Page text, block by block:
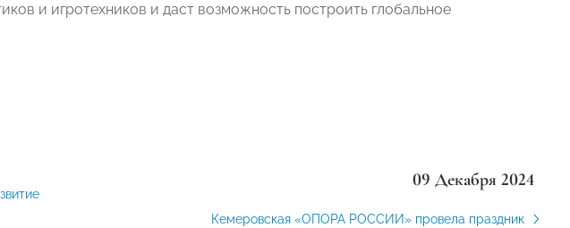
и игротехников и даст возможность построить глобальное
09 Декабря 2024
Кемеровская «ОПОРА РОССИИ» провела праздник